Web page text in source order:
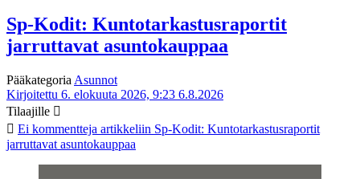
Sp-Kodit: Kuntotarkastusraportit
jarruttavat asuntokauppaa
Pääkategoria Asunnot
Kirjoitettu 6. elokuuta 2026, 9:23 6.8.2026
Tilaajille
Ei kommentteja artikkeliin Sp-Kodit: Kuntotarkastusraportit
jarruttavat asuntokauppaa